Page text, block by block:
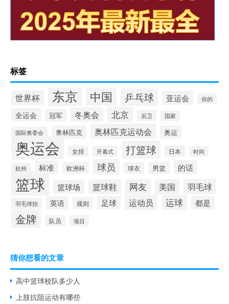
标签
世界杯 东京 中国 乒乓球 亚运会 你的
全运会 冠军 冬奥会 北京 后卫 国家
国际奥委会 奥林匹克 奥林匹克运动会 奥运
奥运会 女排 开幕式 打篮球 日本 时间
杭州 标准 欧洲杯 球员 球衣 男篮 的话
篮球 篮球场 篮球鞋 网友 美国 羽毛球
羽毛球拍 英语 规则 足球 运动员 运球 都是
金牌 队员 项目
猜你想看的文章
高中篮球校队多少人
上肢抗阻运动有哪些